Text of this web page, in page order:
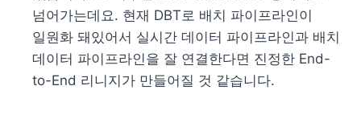
넘어가는데요. 현재 DBT로 배치 파이프라인이
일원화 돼있어서 실시간 데이터 파이프라인과 배치
데이터 파이프라인을 잘 연결한다면 진정한 End-
to-End 리니지가 만들어질 것 같습니다.